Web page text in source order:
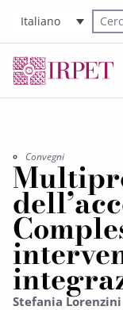
Italiano
Cerca
Convegni
Stefania